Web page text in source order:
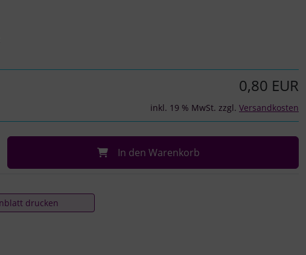
0,80 EUR
inkl. 19 % MwSt. zzgl. Versandkosten
In den Warenkorb
drucken